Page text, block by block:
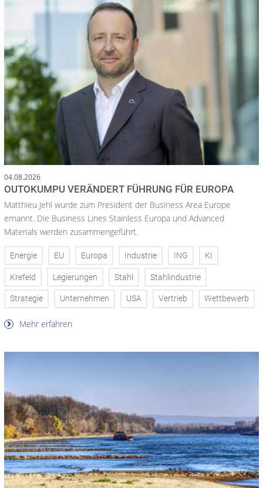
04.08.2026
OUTOKUMPU VERÄNDERT FÜHRUNG FÜR EUROPA
Matthieu Jehl wurde zum President der Business Area Europe
ernannt. Die Business Lines Stainless Europa und Advanced
Materials werden zusammengeführt.
Energie EU Europa Industrie ING KI
Krefeld Legierungen Stahl Stahlindustrie
Strategie Unternehmen USA Vertrieb Wettbewerb
Mehr erfahren